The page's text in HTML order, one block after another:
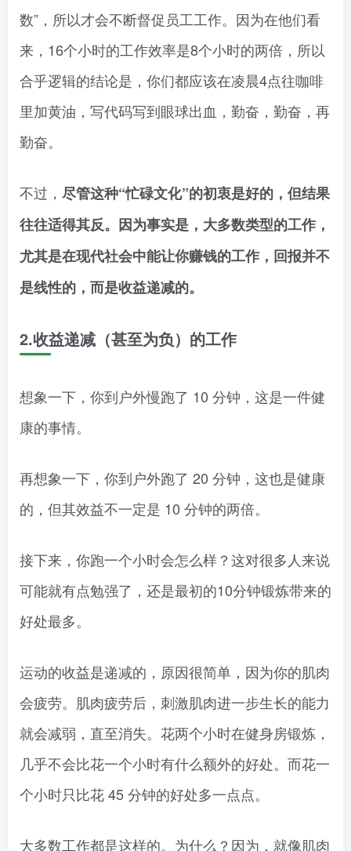
数”，所以才会不断督促员工工作。因为在他们看
来，16个小时的工作效率是8个小时的两倍，所以
合乎逻辑的结论是，你们都应该在凌晨4点往咖啡
里加黄油，写代码写到眼球出血，勤奋，勤奋，再
勤奋。
不过， 尽管这种“忙碌文化”的初衷是好的，但结果
往往适得其反。因为事实是，大多数类型的工作，
尤其是在现代社会中能让你赚钱的工作，回报并不
是线性的，而是收益递减的。
2.收益递减（甚至为负）的工作
想象一下，你到户外慢跑了 10 分钟，这是一件健
康的事情。
再想象一下，你到户外跑了 20 分钟，这也是健康
的，但其效益不一定是 10 分钟的两倍。
接下来，你跑一个小时会怎么样？这对很多人来说
可能就有点勉强了，还是最初的10分钟锻炼带来的
好处最多。
运动的收益是递减的，原因很简单，因为你的肌肉
会疲劳。肌肉疲劳后，刺激肌肉进一步生长的能力
就会减弱，直至消失。花两个小时在健身房锻炼，
几乎不会比花一个小时有什么额外的好处。而花一
个小时只比花 45 分钟的好处多一点点。
大多数工作都是这样的。为什么？因为，就像肌肉